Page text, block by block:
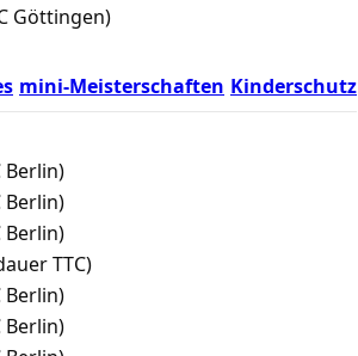
mini-Meisterschaften Kinderschutz
Göttingen)
Berlin)
Berlin)
Berlin)
TTC)
Berlin)
Berlin)